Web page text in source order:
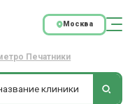
Москва
Печатники